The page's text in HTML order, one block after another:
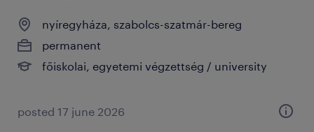
nyíregyháza, szabolcs-szatmár-bereg
permanent
főiskolai, egyetemi végzettség / university
posted 17 june 2026